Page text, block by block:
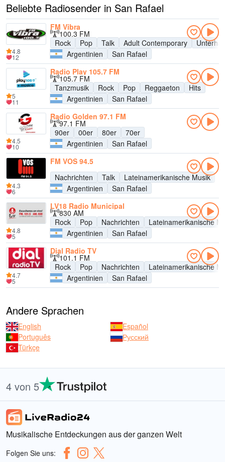
Beliebte Radiosender in San Rafael
FM Vibra
100.3 FM
Rock
Pop Talk Adult Contemporary
Argentinien
San Rafael
4.8
12
Radio Play 105.7 FM
105.7 FM
Tanzmusik
Rock Pop Reggaeton
Hits
Argentinien
San Rafael
5
11
Radio Golden 97.1 FM
97.1 FM
90er
00er 80er
70er
Argentinien
San Rafael
4.5
10
FM VOS 94.5
Nachrichten
Talk
Lateinamerikanische Musik
Argentinien
San Rafael
4.3
6
LV18 Radio Municipal
830 AM
Rock
Pop Nachrichten
Lateinamerikanische
Argentinien
San Rafael
4.8
5
Dial Radio TV
101.1 FM
Rock
Pop Nachrichten
Lateinamerikanische
Argentinien
San Rafael
4.7
5
Andere Sprachen
English
Español
Português
Русский
Türkçe
4 von 5
Musikalische Entdeckungen aus der ganzen Welt
Folgen Sie uns: